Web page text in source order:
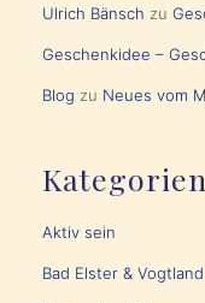
Ulrich Bänsch zu
Geschenkidee –
Blog zu Neues vom
Kategorien
Aktiv sein
Bad Elster & Vogtland